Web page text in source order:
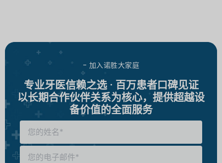
- 加入诺胜大家庭
专业牙医信赖之选 · 百万患者口碑见证
以长期合作伙伴关系为核心，提供超越设
备价值的全面服务